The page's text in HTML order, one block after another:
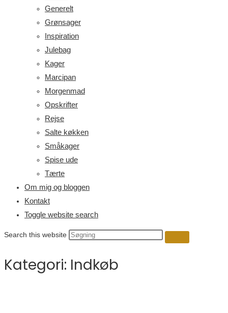
Generelt
Grønsager
Inspiration
Julebag
Kager
Marcipan
Morgenmad
Opskrifter
Rejse
Salte køkken
Småkager
Spise ude
Tærte
Om mig og bloggen
Kontakt
Toggle website search
Search this website
Kategori: Indkøb